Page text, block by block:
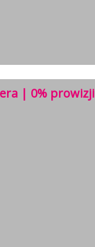
| 0% prowizji